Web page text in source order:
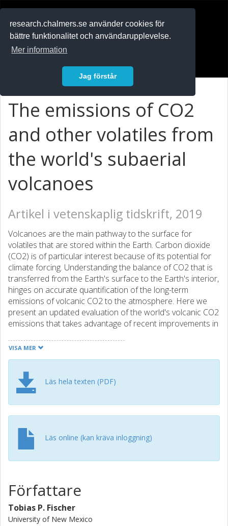
research.chalmers.se använder cookies för
bättre funktionalitet och användarupplevelse.
Mer information
Jag förstår
The emissions of CO2
and other volatiles from
the world's subaerial
volcanoes
Artikel i vetenskaplig tidskrift, 2019
Volcanoes are the main pathway to the surface for
volatiles that are stored within the Earth. Carbon dioxide
(CO2) is of particular interest because of its potential for
climate forcing. Understanding the balance of CO2 that is
transferred from the Earth's surface to the Earth's interior,
hinges on accurate quantification of the long-term
emissions of volcanic CO2 to the atmosphere. Here we
present an updated evaluation of the world's volcanic CO2
emissions that takes advantage of recent improvements in
establishment of ground-based networks for semi-
continuous CO2-SO2 gas sensing and a new approach to
compositions. Our results reveal a global volcanic CO2 flux
of 51.3 +/- 5.7 Tg CO2/y (11.7 x 10(11) mol CO2/y) for non-
eruptive degassing and 1.8 +/- 0.9 Tg/y for eruptive
degassing during the period from 2005 to 2015. While
implies that a significant proportion of the surface-derived
CO2 subducted into the Earth's mantle is either stored
below the arc crust, is efficiently consumed by microbial
potentially form diamonds.
VISA MER
Läs hela texten (PDF)
Läs online (kan kräva inloggning)
Författare
Tobias P. Fischer
University of New Mexico